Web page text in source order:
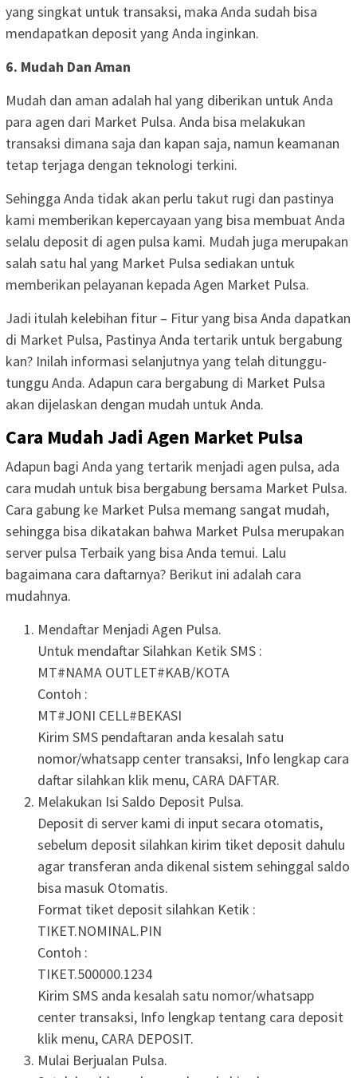
yang singkat untuk transaksi, maka Anda sudah bisa
mendapatkan deposit yang Anda inginkan.
6. Mudah Dan Aman
Mudah dan aman adalah hal yang diberikan untuk Anda
para agen dari Market Pulsa. Anda bisa melakukan
transaksi dimana saja dan kapan saja, namun keamanan
tetap terjaga dengan teknologi terkini.
Sehingga Anda tidak akan perlu takut rugi dan pastinya
kami memberikan kepercayaan yang bisa membuat Anda
selalu deposit di agen pulsa kami. Mudah juga merupakan
salah satu hal yang Market Pulsa sediakan untuk
memberikan pelayanan kepada Agen Market Pulsa.
Jadi itulah kelebihan fitur – Fitur yang bisa Anda dapatkan
di Market Pulsa, Pastinya Anda tertarik untuk bergabung
kan? Inilah informasi selanjutnya yang telah ditunggu-
tunggu Anda. Adapun cara bergabung di Market Pulsa
akan dijelaskan dengan mudah untuk Anda.
Cara Mudah Jadi Agen Market Pulsa
Adapun bagi Anda yang tertarik menjadi agen pulsa, ada
cara mudah untuk bisa bergabung bersama Market Pulsa.
Cara gabung ke Market Pulsa memang sangat mudah,
sehingga bisa dikatakan bahwa Market Pulsa merupakan
server pulsa Terbaik yang bisa Anda temui. Lalu
bagaimana cara daftarnya? Berikut ini adalah cara
mudahnya.
Mendaftar Menjadi Agen Pulsa.
Untuk mendaftar Silahkan Ketik SMS :
MT#NAMA OUTLET#KAB/KOTA
Contoh :
MT#JONI CELL#BEKASI
Kirim SMS pendaftaran anda kesalah satu
nomor/whatsapp center transaksi, Info lengkap cara
daftar silahkan klik menu, CARA DAFTAR.
Melakukan Isi Saldo Deposit Pulsa.
Deposit di server kami di input secara otomatis,
sebelum deposit silahkan kirim tiket deposit dahulu
agar transferan anda dikenal sistem sehinggal saldo
bisa masuk Otomatis.
Format tiket deposit silahkan Ketik :
TIKET.NOMINAL.PIN
Contoh :
TIKET.500000.1234
Kirim SMS anda kesalah satu nomor/whatsapp
center transaksi, Info lengkap tentang cara deposit
klik menu, CARA DEPOSIT.
Mulai Berjualan Pulsa.